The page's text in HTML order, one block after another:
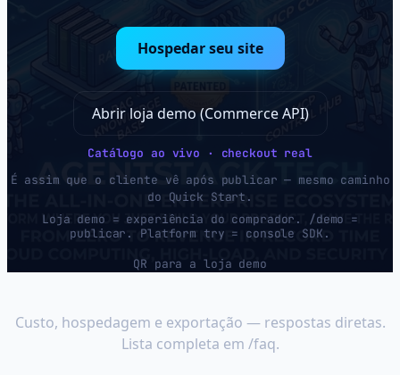
Hospedar seu site
Abrir loja demo (Commerce API)
Catálogo ao vivo · checkout real
É assim que o cliente vê após publicar — mesmo caminho
do Quick Start.
Loja demo = experiência do comprador. /demo =
publicar. Platform try = console SDK.
QR para a loja demo
Custo, hospedagem e exportação — respostas diretas.
Lista completa em /faq.